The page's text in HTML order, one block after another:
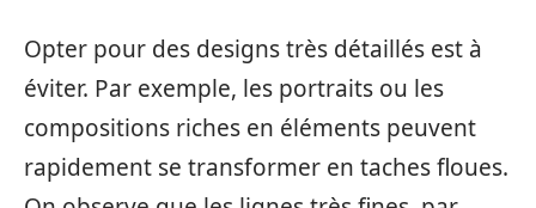
Opter pour des designs très détaillés est à
éviter. Par exemple, les portraits ou les
compositions riches en éléments peuvent
rapidement se transformer en taches floues.